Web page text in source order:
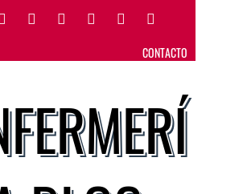
CONTACTO